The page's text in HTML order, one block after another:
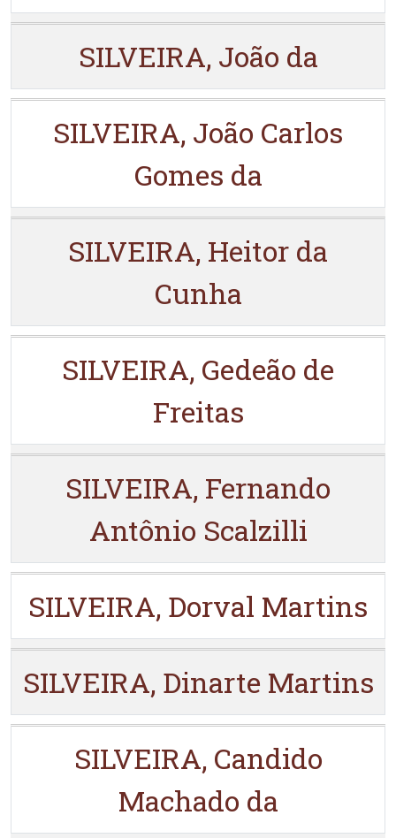
SILVEIRA, João da
SILVEIRA, João Carlos
Gomes da
SILVEIRA, Heitor da
Cunha
SILVEIRA, Gedeão de
Freitas
SILVEIRA, Fernando
Antônio Scalzilli
SILVEIRA, Dorval Martins
SILVEIRA, Dinarte Martins
SILVEIRA, Candido
Machado da